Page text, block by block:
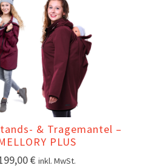
& Tragemantel –
PLUS
€ inkl. MwSt.